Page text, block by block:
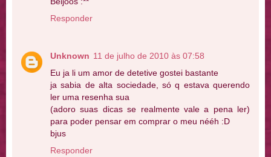
Responder
Unknown 11 de julho de 2010 às 07:58
Eu ja li um amor de detetive gostei bastante
ja sabia de alta sociedade, só q estava querendo
ler uma resenha sua
(adoro suas dicas se realmente vale a pena ler)
para poder pensar em comprar o meu nééh :D
bjus
Responder